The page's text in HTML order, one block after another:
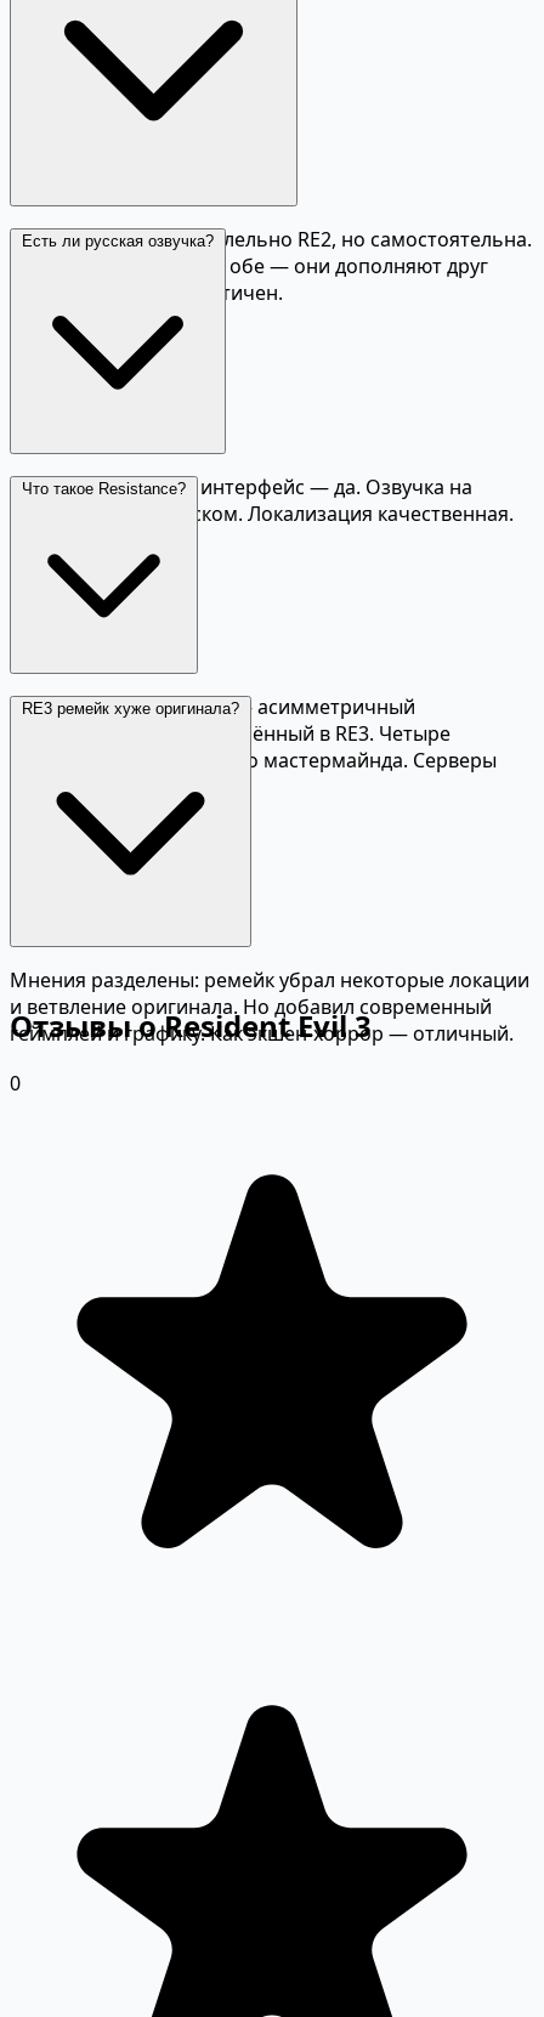
RE3 происходит параллельно RE2, но самостоятельна.
Рекомендуется играть обе — они дополняют друг
друга. Порядок не критичен.
Есть ли русская озвучка?
Русские субтитры и интерфейс — да. Озвучка на
английском и японском. Локализация качественная.
Что такое Resistance?
Resident Evil Resistance — асимметричный
мультиплеер (4v1), включённый в RE3. Четыре
выживших против одного мастермайнда. Серверы
могут быть отключены.
RE3 ремейк хуже оригинала?
Мнения разделены: ремейк убрал некоторые локации
и ветвление оригинала. Но добавил современный
геймплей и графику. Как экшен-хоррор — отличный.
Отзывы о Resident Evil 3
0